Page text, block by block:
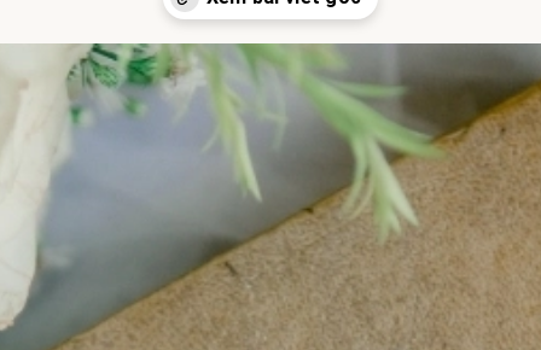
Đang mở https://hocsinhgioi.vn/tom-tat-sach-cong-vu-cac-su-do